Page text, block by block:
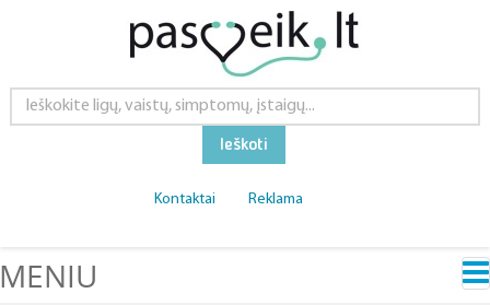
Ieškoti
Kontaktai Reklama
MENIU